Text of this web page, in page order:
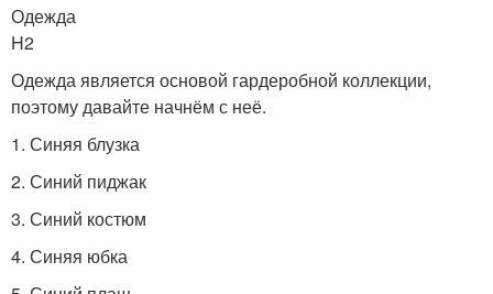
Одежда
H2
Одежда является основой гардеробной коллекции,
поэтому давайте начнём с неё.
1. Синяя блузка
2. Синий пиджак
3. Синий костюм
4. Синяя юбка